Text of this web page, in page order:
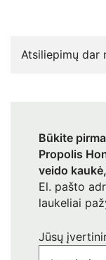
Atsiliepimų dar
Būkite
Propolis
veido
El. pašto
laukeliai
Jūsų